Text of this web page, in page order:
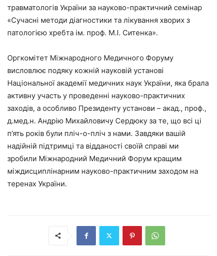
травматологів України за науково-практичний семінар
«Сучасні методи діагностики та лікування хворих з
патологією хребта ім. проф. М.І. Ситенка».
Оргкомітет Міжнародного Медичного Форуму
висловлює подяку кожній науковій установі
Національної академії медичних наук України, яка брала
активну участь у проведенні науково-практичних
заходів, а особливо Президенту установи – акад., проф.,
д.мед.н. Андрію Михайловичу Сердюку за те, що всі ці
п’ять років були пліч-о-пліч з нами. Завдяки вашій
надійній підтримці та відданості своїй справі ми
зробили Міжнародний Медичний Форум кращим
міждисциплінарним науково-практичним заходом на
теренах України.